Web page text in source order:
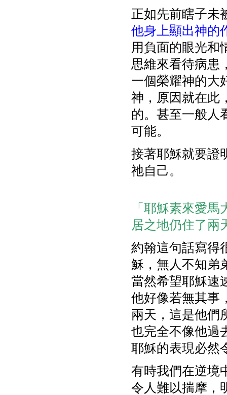
正如先前瞎子未
他身上顯出神的
用負面的眼光和
思維來看待病患
一個榮耀神的大
神，原因就在此
的。甚至一般人
可能。
接著耶穌就要證
祂自己。
「耶穌素來愛
居之地仍住了兩
約翰這句話寫得
穌，無人不知弟
當然希望耶穌速
他好像若無其事
兩天，這是他們
也完全不像他過
耶穌的表現必然
有時我們在逆境
令人難以揣摩，